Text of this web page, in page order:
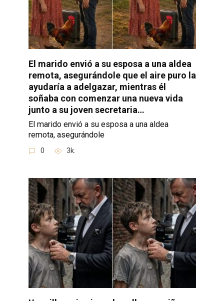
El marido envió a su esposa a una aldea
remota, asegurándole que el aire puro la
ayudaría a adelgazar, mientras él
soñaba con comenzar una nueva vida
junto a su joven secretaria…
El marido envió a su esposa a una aldea
remota, asegurándole
0 3k.